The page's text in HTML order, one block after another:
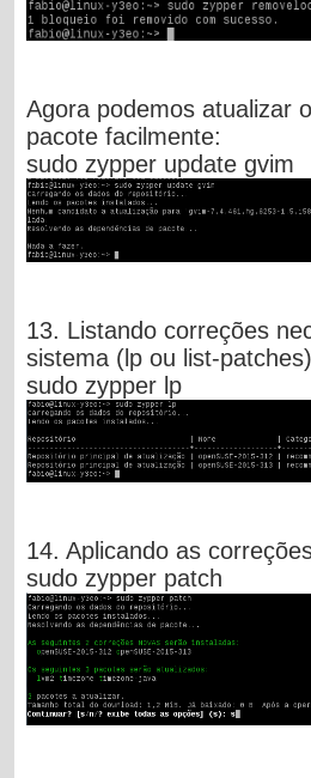
Agora podemos atualizar
pacote facilmente:
sudo zypper update gvim
13. Listando correções
sistema (lp ou list-patches)
sudo zypper lp
14. Aplicando as
sudo zypper patch